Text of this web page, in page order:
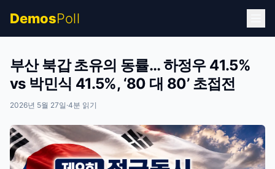
DemosPoll
부산 북갑 초유의 동률… 하정우 41.5%
vs 박민식 41.5%, ‘80 대 80’ 초접전
2026년 5월 27일 ·4분 읽기